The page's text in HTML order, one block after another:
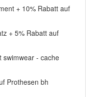
+ 10% Rabatt auf
+ 5% Rabatt auf
swimwear - cache
Prothesen bh